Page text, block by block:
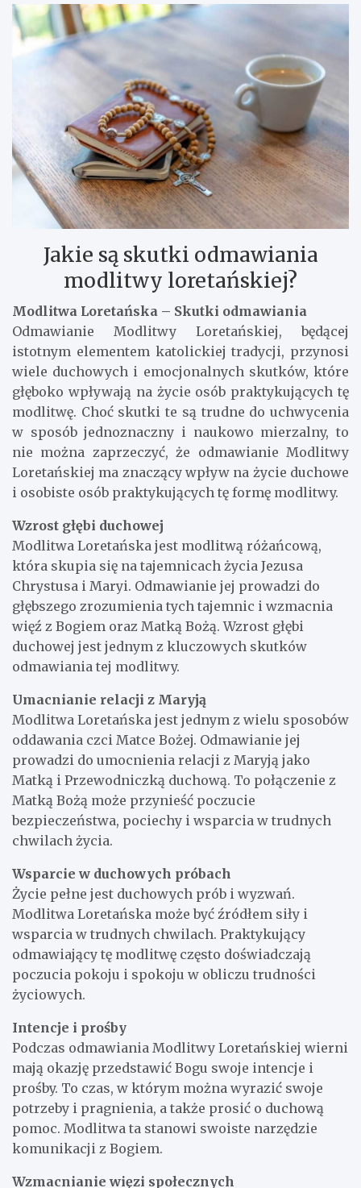
Jakie są skutki odmawiania
modlitwy loretańskiej?
Modlitwa Loretańska – Skutki odmawiania
Odmawianie Modlitwy Loretańskiej, będącej
istotnym elementem katolickiej tradycji, przynosi
wiele duchowych i emocjonalnych skutków, które
głęboko wpływają na życie osób praktykujących tę
modlitwę. Choć skutki te są trudne do uchwycenia
w sposób jednoznaczny i naukowo mierzalny, to
nie można zaprzeczyć, że odmawianie Modlitwy
Loretańskiej ma znaczący wpływ na życie duchowe
i osobiste osób praktykujących tę formę modlitwy.
Wzrost głębi duchowej
Modlitwa Loretańska jest modlitwą różańcową,
która skupia się na tajemnicach życia Jezusa
Chrystusa i Maryi. Odmawianie jej prowadzi do
głębszego zrozumienia tych tajemnic i wzmacnia
więź z Bogiem oraz Matką Bożą. Wzrost głębi
duchowej jest jednym z kluczowych skutków
odmawiania tej modlitwy.
Umacnianie relacji z Maryją
Modlitwa Loretańska jest jednym z wielu sposobów
oddawania czci Matce Bożej. Odmawianie jej
prowadzi do umocnienia relacji z Maryją jako
Matką i Przewodniczką duchową. To połączenie z
Matką Bożą może przynieść poczucie
bezpieczeństwa, pociechy i wsparcia w trudnych
chwilach życia.
Wsparcie w duchowych próbach
Życie pełne jest duchowych prób i wyzwań.
Modlitwa Loretańska może być źródłem siły i
wsparcia w trudnych chwilach. Praktykujący
odmawiający tę modlitwę często doświadczają
poczucia pokoju i spokoju w obliczu trudności
życiowych.
Intencje i prośby
Podczas odmawiania Modlitwy Loretańskiej wierni
mają okazję przedstawić Bogu swoje intencje i
prośby. To czas, w którym można wyrazić swoje
potrzeby i pragnienia, a także prosić o duchową
pomoc. Modlitwa ta stanowi swoiste narzędzie
komunikacji z Bogiem.
Wzmacnianie więzi społecznych